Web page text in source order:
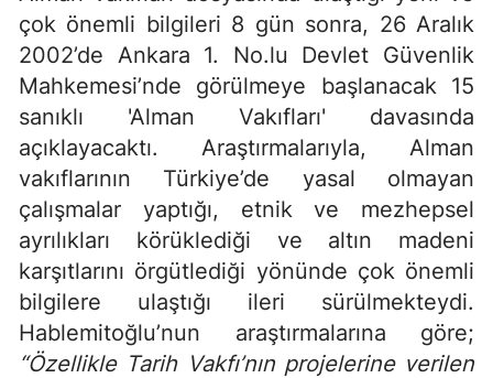
çok önemli bilgileri 8 gün sonra, 26 Aralık
2002’de Ankara 1. No.lu Devlet Güvenlik
Mahkemesi’nde görülmeye başlanacak 15
sanıklı 'Alman Vakıfları' davasında
açıklayacaktı. Araştırmalarıyla, Alman
vakıflarının Türkiye’de yasal olmayan
çalışmalar yaptığı, etnik ve mezhepsel
ayrılıkları körüklediği ve altın madeni
karşıtlarını örgütlediği yönünde çok önemli
bilgilere ulaştığı ileri sürülmekteydi.
Hablemitoğlu’nun araştırmalarına göre;
“Özellikle Tarih Vakfı’nın projelerine verilen